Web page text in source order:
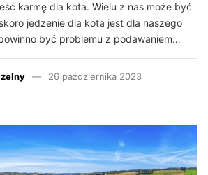
karmę dla kota. Wielu z nas może być
jedzenie dla kota jest dla naszego
być problemu z podawaniem…
26 października 2023